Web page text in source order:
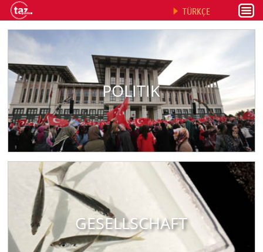
TÜRKÇE
POLITIK
GESELLSCHAFT